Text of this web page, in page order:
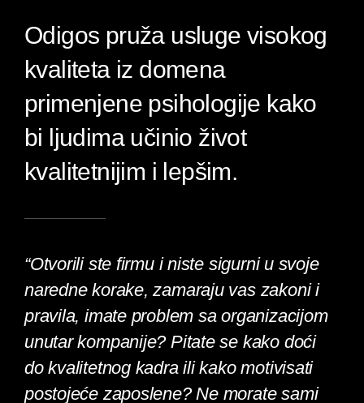
Odigos pruža usluge visokog
kvaliteta iz domena
primenjene psihologije kako
bi ljudima učinio život
kvalitetnijim i lepšim.
“Otvorili ste firmu i niste sigurni u svoje
naredne korake, zamaraju vas zakoni i
pravila, imate problem sa organizacijom
unutar kompanije? Pitate se kako doći
do kvalitetnog kadra ili kako motivisati
postojeće zaposlene? Ne morate sami